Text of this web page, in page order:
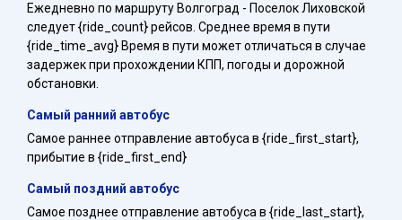
Ежедневно по маршруту Волгоград - Поселок Лиховской
следует {ride_count} рейсов. Среднее время в пути
{ride_time_avg} Время в пути может отличаться в случае
задержек при прохождении КПП, погоды и дорожной
обстановки.
Самый ранний автобус
Самое раннее отправление автобуса в {ride_first_start},
прибытие в {ride_first_end}
Самый поздний автобус
Самое позднее отправление автобуса в {ride_last_start},